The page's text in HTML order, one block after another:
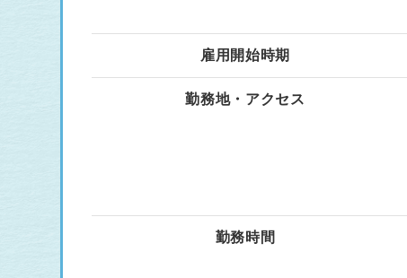
雇用開始時期
勤務地・アクセス
勤務時間